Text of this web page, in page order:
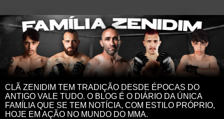
CLÃ ZENIDIM TEM TRADIÇÃO DESDE ÉPOCAS DO
ANTIGO VALE TUDO. O BLOG É O DIÁRIO DA ÚNICA
FAMÍLIA QUE SE TEM NOTÍCIA, COM ESTILO PRÓPRIO,
HOJE EM AÇÃO NO MUNDO DO MMA.